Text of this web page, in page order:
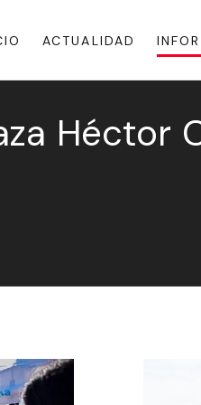
ACTUALIDAD
Héctor